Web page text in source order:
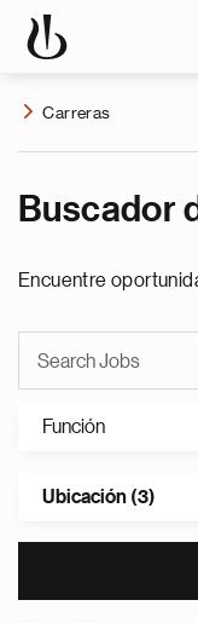
Carreras
Buscador
Encuentre
Función
Ubicación (3)